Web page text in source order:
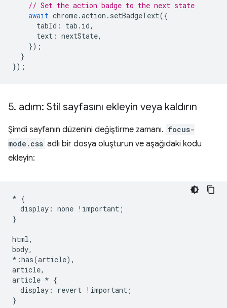
// Set the action badge to the next state
await chrome.action . setBadgeText({
tabId : tab . id,
text : nextState,
});
}
});
5. adım: Stil sayfasını ekleyin veya kaldırın
Şimdi sayfanın düzenini değiştirme zamanı. focus-
mode.css adlı bir dosya oluşturun ve aşağıdaki kodu
ekleyin:
* {
display : none ! important ;
}
html,
body,
*:has(article),
article,
article * {
display : revert ! important ;
}